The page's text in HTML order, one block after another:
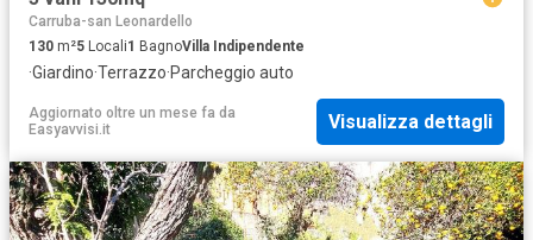
Carruba-san Leonardello
130 m²5 Locali1 BagnoVilla Indipendente
·Giardino·Terrazzo·Parcheggio auto
Aggiornato oltre un mese fa da
Easyavvisi.it
Visualizza dettagli